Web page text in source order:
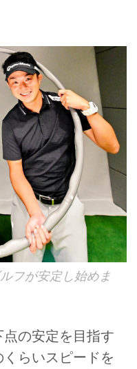
フが安定し始めま
の安定を目指す
らいスピードを